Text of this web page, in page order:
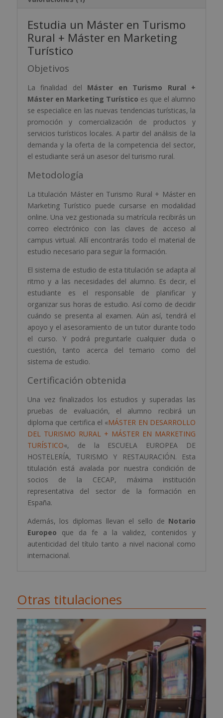
Estudia un Máster en Turismo
Rural + Máster en Marketing
Turístico
Objetivos
La finalidad del Máster en Turismo Rural +
Máster en Marketing Turístico es que el alumno
se especialice en las nuevas tendencias turísticas, la
promoción y comercialización de productos y
servicios turísticos locales. A partir del análisis de la
demanda y la oferta de la competencia del sector,
el estudiante será un asesor del turismo rural.
Metodología
La titulación Máster en Turismo Rural + Máster en
Marketing Turístico puede cursarse en modalidad
online. Una vez gestionada su matrícula recibirás un
correo electrónico con las claves de acceso al
campus virtual. Allí encontrarás todo el material de
estudio necesario para seguir la formación.
El sistema de estudio de esta titulación se adapta al
ritmo y a las necesidades del alumno. Es decir, el
estudiante es el responsable de planificar y
organizar sus horas de estudio. Así como de decidir
cuándo se presenta al examen. Aún así, tendrá el
apoyo y el asesoramiento de un tutor durante todo
el curso. Y podrá preguntarle cualquier duda o
cuestión, tanto acerca del temario como del
sistema de estudio.
Certificación obtenida
Una vez finalizados los estudios y superadas las
pruebas de evaluación, el alumno recibirá un
diploma que certifica el «MÁSTER EN DESARROLLO
DEL TURISMO RURAL + MÁSTER EN MARKETING
TURÍSTICO«, de la ESCUELA EUROPEA DE
HOSTELERÍA, TURISMO Y RESTAURACIÓN. Esta
titulación está avalada por nuestra condición de
socios de la CECAP, máxima institución
representativa del sector de la formación en
España.
Además, los diplomas llevan el sello de Notario
Europeo que da fe a la validez, contenidos y
autenticidad del título tanto a nivel nacional como
internacional.
Otras titulaciones